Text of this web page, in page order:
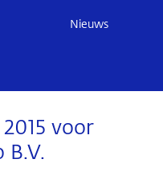
Nieuws
voor
B.V.